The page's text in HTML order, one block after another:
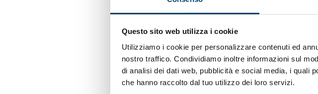
Questo sito web utilizza i cookie
Utilizziamo i cookie per personalizzare contenuti ed
nostro traffico. Condividiamo inoltre informazioni sul
di analisi dei dati web, pubblicità e social media, i quali
che hanno raccolto dal tuo utilizzo dei loro servizi.
richieste di assistenza incessanti – commenta
era coinvolta nello studio – Forse una durata
positivi”. “La CBT – spiega Gabriele Wilz,
strategie psico-educative o dei gruppi di
Fonte: Gerontologist 2017